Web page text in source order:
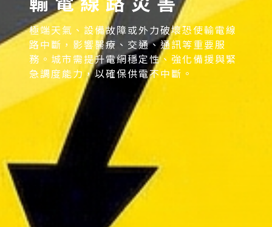
極端天氣、設備故障或外力破壞恐使輸電線
路中斷，影響醫療、交通、通訊等重要服
務。城市需提升電網穩定性、強化備援與緊
急調度能力，以確保供電不中斷。